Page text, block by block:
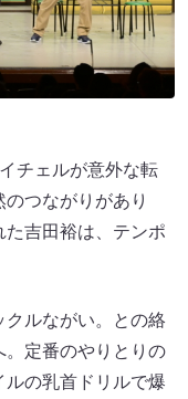
チェルが意外な転
つながりがあり
吉田裕は、テンポ
クルながい。との絡
。定番のやりとりの
の乳首ドリルで爆